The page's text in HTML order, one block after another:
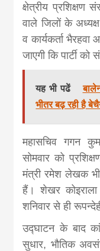
क्षेत्रीय प्रशिक्षण
वाले जिलों के
व कार्यकर्ता
जाएगी कि पार्टी
यह भी पढें
भीतर बढ़ रही है
महासचिव गगन
सोमवार को
मंत्री रमेश लेखक भी
हैं। शेखर
शनिवार से ही
उद्घाटन के बाद
सुधार, भौतिक